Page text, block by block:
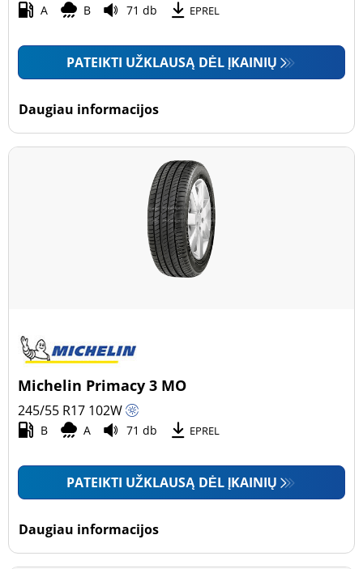
A B 71 db EPREL
PATEIKTI UŽKLAUSĄ DĖL ĮKAINIŲ
Daugiau informacijos
Michelin Primacy 3 MO
245/55 R17 102W
B A 71 db EPREL
PATEIKTI UŽKLAUSĄ DĖL ĮKAINIŲ
Daugiau informacijos